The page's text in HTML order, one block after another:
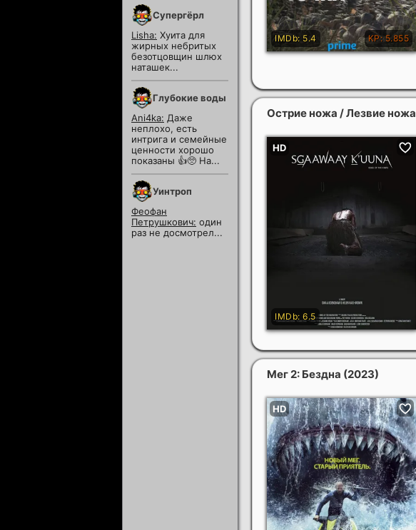
Острие ножа / Лезвие ножа
Мег 2: Бездна (2023)
Супергёрл
Lisha: Хуита для
жирных небритых
безотцовщин шлюх
наташек...
Глубокие воды
Ani4ka: Даже
неплохо, есть
интрига и семейные
ценности хорошо
показаны 👍🥺 На...
Уинтроп
Феофан
Петрушкович: один
раз не досмотрел...